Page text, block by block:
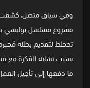
وفي سياق متصل، كشفت
تخطط لتقديم بطلة
بسبب تشابه الفكرة مع
ما دفعها إلى تأجيل